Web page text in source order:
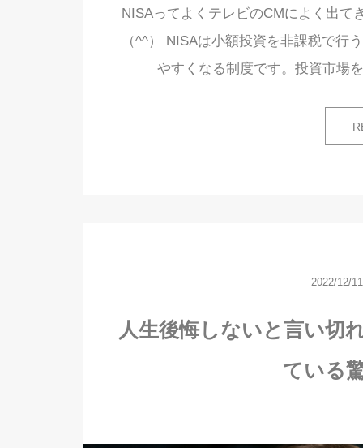
NISAってよくテレビのCMによく出て
（^^） NISAは小額投資を非課税で行
やすくなる制度です。投資市場
2022/12/11
人生後悔しないと言い切
ている